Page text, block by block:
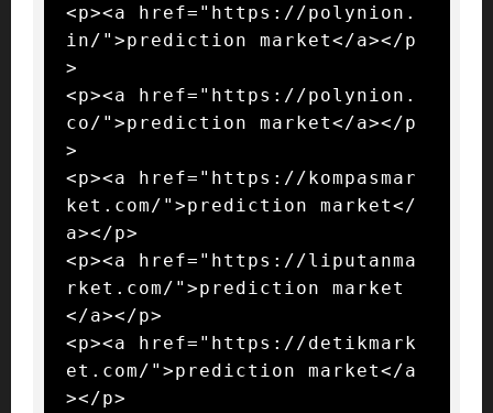
<p><a href="https://polynion.
in/">prediction market</a></p
>
<p><a href="https://polynion.
co/">prediction market</a></p
>
<p><a href="https://kompasmar
ket.com/">prediction market</
a></p>
<p><a href="https://liputanma
rket.com/">prediction market
</a></p>
<p><a href="https://detikmark
et.com/">prediction market</a
></p>